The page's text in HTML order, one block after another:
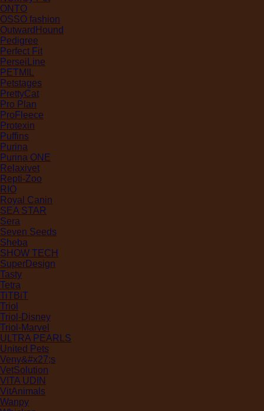
ONTO
OSSO fashion
OutwardHound
Pedigree
Perfect Fit
PerseiLine
PETMIL
Petstages
PrettyCat
Pro Plan
ProFleece
Protexin
Puffins
Purina
Purina ONE
Relaxivet
Repti-Zoo
RIO
Royal Canin
SEA STAR
Sera
Seven Seeds
Sheba
SHOW TECH
SuperDesign
Tasty
Tetra
TiTBiT
Triol
Triol-Disney
Triol-Marvel
ULTRA PEARLS
United Pets
Veny&#x27;s
VetSolution
VITA UDIN
VitAnimals
Wanpy